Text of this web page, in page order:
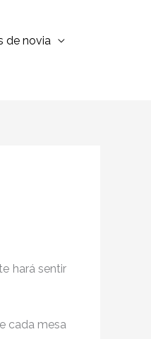
de novia
hará sentir
cada mesa